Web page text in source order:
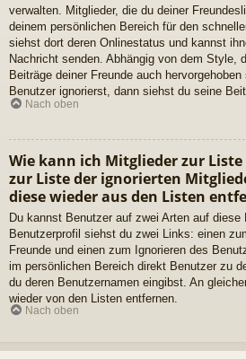
verwalten. Mitglieder, die du deiner
deinem persönlichen Bereich für den
siehst dort deren Onlinestatus und kannst
Nachricht senden. Abhängig von dem Style,
Beiträge deiner Freunde auch
Benutzer ignorierst, dann siehst du seine
Nach oben
Wie kann ich Mitglieder zur
zur Liste der ignorierten
diese wieder aus den Listen
Du kannst Benutzer auf zwei Arten auf
Benutzerprofil siehst du zwei Links: einen
Freunde und einen zum Ignorieren des
im persönlichen Bereich direkt Benutzer zu
du deren Benutzernamen eingibst. An
wieder von den Listen entfernen.
Nach oben